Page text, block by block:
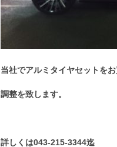
当社でアルミタイヤセットを
調整を致します。
詳しくは043-215-3344迄